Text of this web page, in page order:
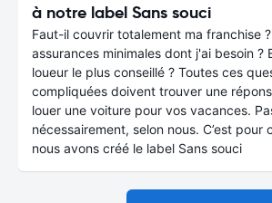
à notre label Sans souci
Faut-il couvrir totalement ma franchise
assurances minimales dont j'ai besoin ?
loueur le plus conseillé ? Toutes ces
compliquées doivent trouver une
louer une voiture pour vos vacances.
nécessairement, selon nous. C’est pour
nous avons créé le label Sans souci